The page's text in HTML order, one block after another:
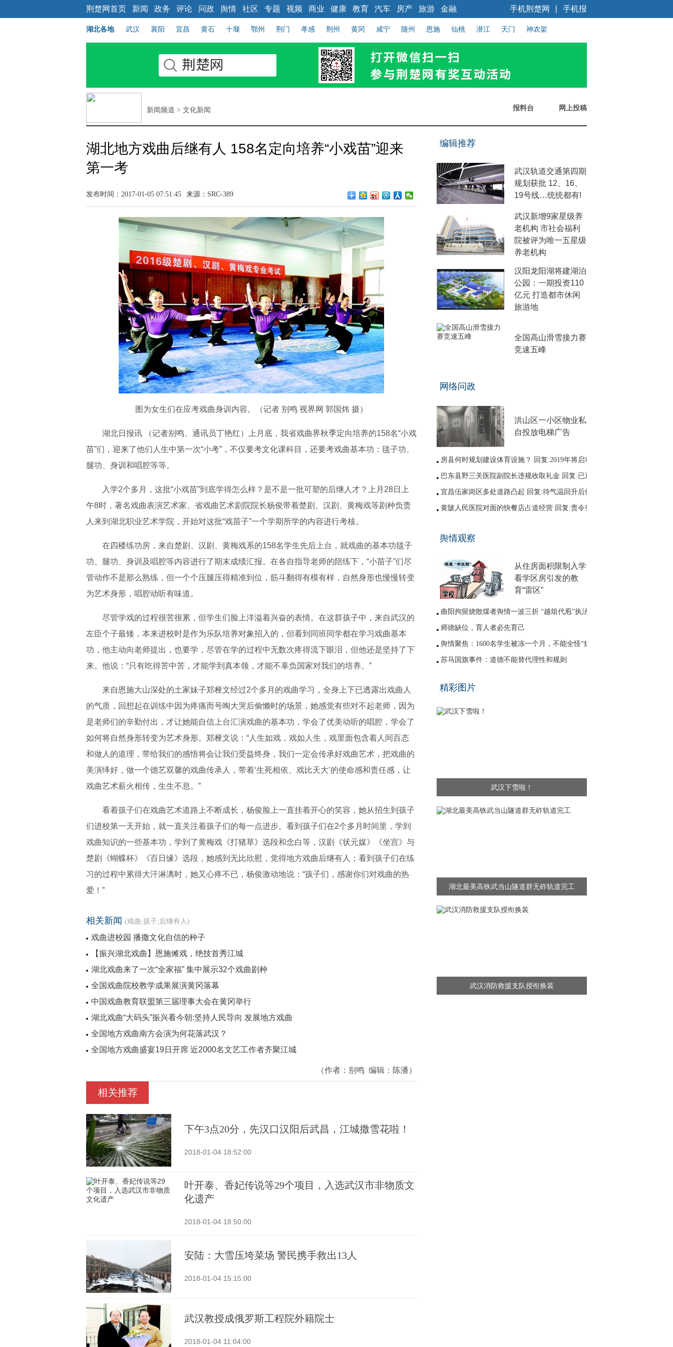
荆楚网首页 新闻 政务 评论 问政 舆情 社区 专题 视频 商业 健康 教育 汽车 房产 旅游 金融 手机报
手机荆楚网
湖北各地 武汉 襄阳 宜昌 黄石 十堰 鄂州 荆门 孝感 荆州 黄冈 咸宁 随州 恩施 仙桃 潜江 天门 神农架
新闻频道 > 文化新闻 报料台 网上投稿
湖北地方戏曲后继有人 158名定向培养“小戏苗”迎来
第一考
发布时间：2017-01-05 07:51:45 来源：SRC-389
图为女生们在应考戏曲身训内容。（记者 别鸣 视界网 郭国炜 摄）
湖北日报讯 （记者别鸣、通讯员丁艳红）上月底，我省戏曲界秋季定向培养的158名“小戏
苗”们，迎来了他们人生中第一次“小考”，不仅要考文化课科目，还要考戏曲基本功：毯子功、
腿功、身训和唱腔等等。
入学2个多月，这批“小戏苗”到底学得怎么样？是不是一批可塑的后继人才？上月28日上
午8时，著名戏曲表演艺术家、省戏曲艺术剧院院长杨俊带着楚剧、汉剧、黄梅戏等剧种负责
人来到湖北职业艺术学院，开始对这批“戏苗子”一个学期所学的内容进行考核。
在四楼练功房，来自楚剧、汉剧、黄梅戏系的158名学生先后上台，就戏曲的基本功毯子
功、腿功、身训及唱腔等内容进行了期末成绩汇报。在各自指导老师的陪练下，“小苗子”们尽
管动作不是那么熟练，但一个个压腿压得精准到位，筋斗翻得有模有样，自然身形也慢慢转变
为艺术身形，唱腔动听有味道。
尽管学戏的过程很苦很累，但学生们脸上洋溢着兴奋的表情。在这群孩子中，来自武汉的
左臣个子最矮，本来进校时是作为乐队培养对象招入的，但看到同班同学都在学习戏曲基本
功，他主动向老师提出，也要学，尽管在学的过程中无数次疼得流下眼泪，但他还是坚持了下
来。他说：“只有吃得苦中苦，才能学到真本领，才能不辜负国家对我们的培养。”
来自恩施大山深处的土家妹子郑桠文经过2个多月的戏曲学习，全身上下已透露出戏曲人
的气质，回想起在训练中因为疼痛而号啕大哭后偷懒时的场景，她感觉有些对不起老师，因为
是老师们的辛勤付出，才让她能自信上台汇演戏曲的基本功，学会了优美动听的唱腔，学会了
如何将自然身形转变为艺术身形。郑桠文说：“人生如戏，戏如人生，戏里面包含着人间百态
和做人的道理，带给我们的感悟将会让我们受益终身，我们一定会传承好戏曲艺术，把戏曲的
美演绎好，做一个德艺双馨的戏曲传承人，带着‘生死相依、戏比天大’的使命感和责任感，让
戏曲艺术薪火相传，生生不息。”
看着孩子们在戏曲艺术道路上不断成长，杨俊脸上一直挂着开心的笑容，她从招生到孩子
们进校第一天开始，就一直关注着孩子们的每一点进步。看到孩子们在2个多月时间里，学到
戏曲知识的一些基本功，学到了黄梅戏《打猪草》选段和念白等，汉剧《状元媒》《坐宫》与
楚剧《蝴蝶杯》《百日缘》选段，她感到无比欣慰，觉得地方戏曲后继有人；看到孩子们在练
习的过程中累得大汗淋漓时，她又心疼不已，杨俊激动地说：“孩子们，感谢你们对戏曲的热
爱！”
相关新闻 (戏曲;孩子;后继有人)
戏曲进校园 播撒文化自信的种子
【振兴湖北戏曲】恩施傩戏，绝技首秀江城
湖北戏曲来了一次“全家福” 集中展示32个戏曲剧种
全国戏曲院校教学成果展演黄冈落幕
中国戏曲教育联盟第三届理事大会在黄冈举行
湖北戏曲“大码头”振兴看今朝:坚持人民导向 发展地方戏曲
全国地方戏曲南方会演为何花落武汉？
全国地方戏曲盛宴19日开席 近2000名文艺工作者齐聚江城
（作者： 别鸣 编辑： 陈潘）
相关推荐
下午3点20分，先汉口汉阳后武昌，江城撒雪花啦！
2018-01-04 18:52:00
叶开泰、香妃传说等29个项目，入选武汉市非物质文
化遗产
2018-01-04 18:50:00
安陆：大雪压垮菜场 警民携手救出13人
2018-01-04 15:15:00
武汉教授成俄罗斯工程院外籍院士
2018-01-04 11:04:00
编辑推荐
武汉轨道交通第四期
规划获批 12、16、
19号线…统统都有!
武汉新增9家星级养
老机构 市社会福利
院被评为唯一五星级
养老机构
汉阳龙阳湖将建湖泊
公园：一期投资110
亿元 打造都市休闲
旅游地
全国高山滑雪接力赛
竞速五峰
网络问政
洪山区一小区物业私
自投放电梯广告
房县何时规划建设体育设施？ 回复:2019年将启动
巴东县野三关医院副院长违规收取礼金 回复:已退回
宜昌伍家岗区多处道路凸起 回复:待气温回升后修补
黄陂人民医院对面的快餐店占道经营 回复:责令整改
网友建议调整鱼梁洲循环线路 回复:没有客流支撑
舆情观察
从住房面积限制入学
看学区房引发的教
育“雷区”
曲阳拘留烧散煤者舆情一波三折 “越俎代庖”执法引质疑
师德缺位，育人者必先育己
舆情聚焦：1600名学生被冻一个月，不能全怪“煤改气”
苏马国旗事件：道德不能替代理性和规则
精彩图片
武汉下雪啦！
湖北最美高铁武当山隧道群无砟轨道完工
武汉消防救援支队授衔换装